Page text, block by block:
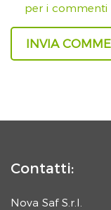
per i commenti
Contatti:
Nova Saf S.r.l.